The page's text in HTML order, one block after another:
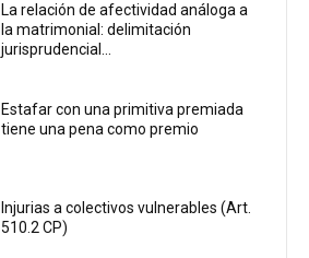
La relación de afectividad análoga a
la matrimonial: delimitación
jurisprudencial...
Estafar con una primitiva premiada
tiene una pena como premio
Injurias a colectivos vulnerables (Art.
510.2 CP)